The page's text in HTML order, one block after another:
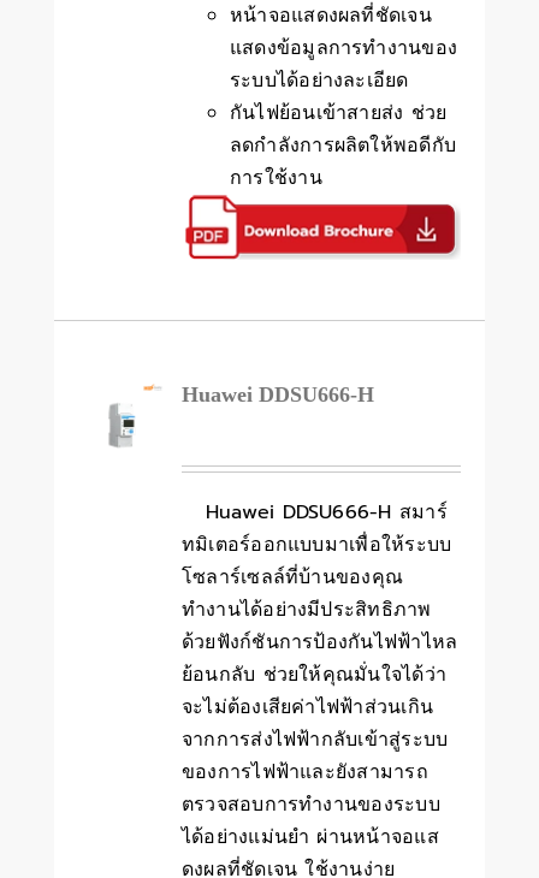
หน้าจอแสดงผลที่ชัดเจน
แสดงข้อมูลการทำงานของ
ระบบได้อย่างละเอียด
กันไฟย้อนเข้าสายส่ง ช่วย
ลดกำลังการผลิตให้พอดีกับ
การใช้งาน
Huawei DDSU666-H
Huawei DDSU666-H สมาร์
ทมิเตอร์ออกแบบมาเพื่อให้ระบบ
โซลาร์เซลล์ที่บ้านของคุณ
ทำงานได้อย่างมีประสิทธิภาพ
ด้วยฟังก์ชันการป้องกันไฟฟ้าไหล
ย้อนกลับ ช่วยให้คุณมั่นใจได้ว่า
จะไม่ต้องเสียค่าไฟฟ้าส่วนเกิน
จากการส่งไฟฟ้ากลับเข้าสู่ระบบ
ของการไฟฟ้าและยังสามารถ
ตรวจสอบการทำงานของระบบ
ได้อย่างแม่นยำ ผ่านหน้าจอแส
ดงผลที่ชัดเจน ใช้งานง่าย